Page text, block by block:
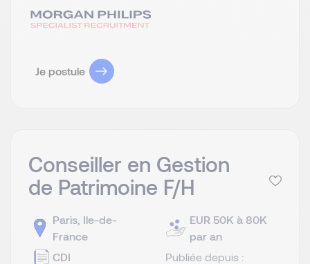
Je postule
Conseiller en Gestion
de Patrimoine F/H
Paris, Ile-de-
France
CDI
EUR 50K à 80K
par an
Publiée depuis :